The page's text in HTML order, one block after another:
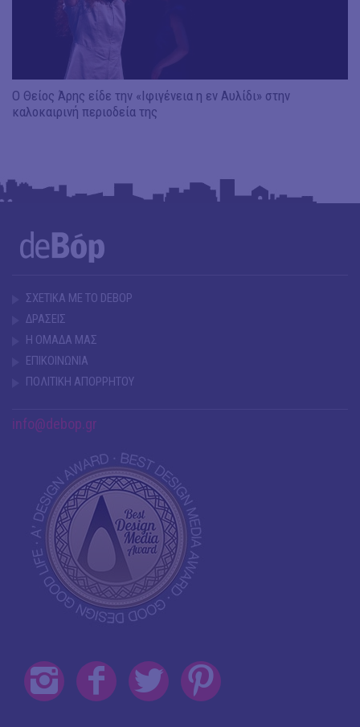
Ο Θείος Άρης είδε την «Ιφιγένεια η εν Αυλίδι» στην
καλοκαιρινή περιοδεία της
ΣΧΕΤΙΚΑ ΜΕ ΤΟ DEBOP
ΔΡΑΣΕΙΣ
Η ΟΜΑΔΑ ΜΑΣ
ΕΠΙΚΟΙΝΩΝΙΑ
ΠΟΛΙΤΙΚΗ ΑΠΟΡΡΗΤΟΥ
info@debop.gr